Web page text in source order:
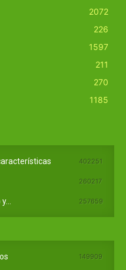
2072
226
1597
211
270
1185
402251
260217
257659
149909